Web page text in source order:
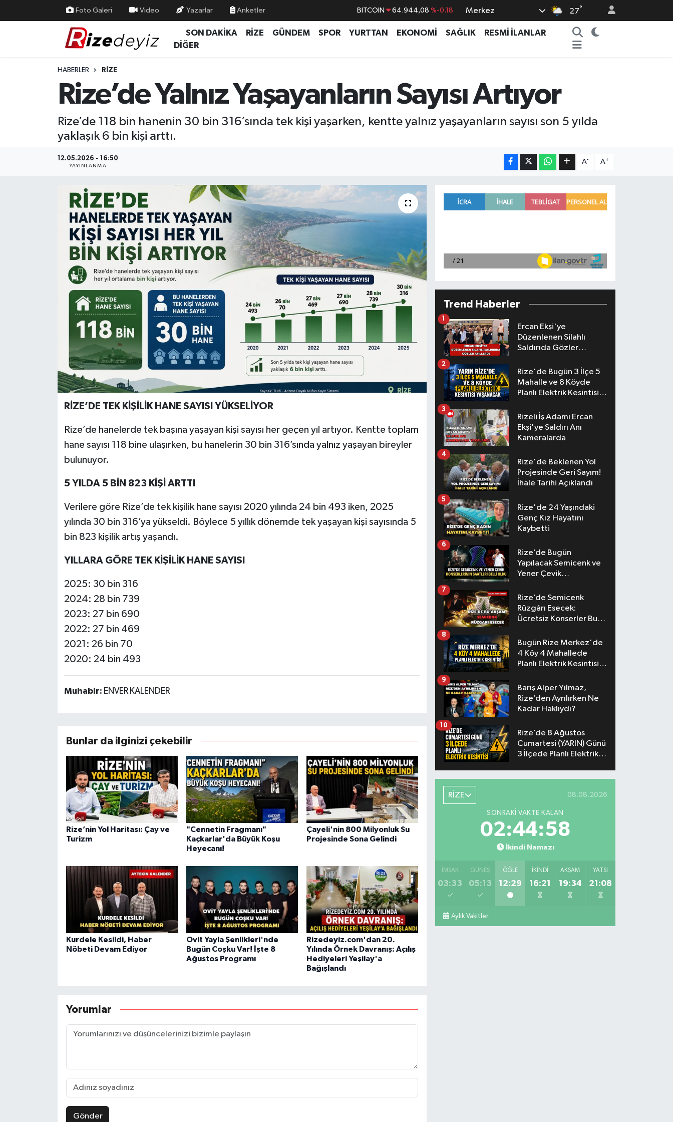
Foto Galeri Video Yazarlar Anketler BITCOIN 64.944,08 %-0.18
DOLAR 47,7436 %0.18
6660.55
BİST100 13.779 %-14
Merkez 27°
SON DAKİKA RİZE GÜNDEM SPOR YURTTAN EKONOMİ SAĞLIK
RESMİ İLANLAR
DİĞER
HABERLER RIZE
Rize’de Yalnız Yaşayanların Sayısı Artıyor
Rize’de 118 bin hanenin 30 bin 316’sında tek kişi yaşarken, kentte yalnız yaşayanların sayısı son 5 yılda
yaklaşık 6 bin kişi arttı.
12.05.2026 - 16:50
YAYINLANMA
A- A+
RİZE’DE TEK KİŞİLİK HANE SAYISI YÜKSELİYOR
Rize’de hanelerde tek başına yaşayan kişi sayısı her geçen yıl artıyor. Kentte toplam
hane sayısı 118 bine ulaşırken, bu hanelerin 30 bin 316’sında yalnız yaşayan bireyler
bulunuyor.
5 YILDA 5 BİN 823 KİŞİ ARTTI
Verilere göre Rize’de tek kişilik hane sayısı 2020 yılında 24 bin 493 iken, 2025
yılında 30 bin 316’ya yükseldi. Böylece 5 yıllık dönemde tek yaşayan kişi sayısında 5
bin 823 kişilik artış yaşandı.
YILLARA GÖRE TEK KİŞİLİK HANE SAYISI
2025: 30 bin 316
2024: 28 bin 739
2023: 27 bin 690
2022: 27 bin 469
2021: 26 bin 70
2020: 24 bin 493
Muhabir: ENVER KALENDER
Bunlar da ilginizi çekebilir
Rize’nin Yol Haritası: Çay ve
Turizm
"Cennetin Fragmanı"
Kaçkarlar'da Büyük Koşu
Heyecanı!
Çayeli'nin 800 Milyonluk Su
Projesinde Sona Gelindi
Kurdele Kesildi, Haber
Nöbeti Devam Ediyor
Ovit Yayla Şenlikleri'nde
Bugün Coşku Var! İşte 8
Ağustos Programı
Rizedeyiz.com'dan 20.
Yılında Örnek Davranış: Açılış
Hediyeleri Yeşilay'a
Bağışlandı
Yorumlar
Gönder
Trend Haberler
Ercan Ekşi'ye
Düzenlenen Silahlı
Saldırıda Gözler
1
Rize'de Bugün 3 İlçe 5
Mahalle ve 8 Köyde
Planlı Elektrik Kesintisi
2
Rizeli İş Adamı Ercan
Ekşi'ye Saldırı Anı
Kameralarda
3
Rize'de Beklenen Yol
Projesinde Geri Sayım!
İhale Tarihi Açıklandı
4
Rize'de 24 Yaşındaki
Genç Kız Hayatını
Kaybetti
5
Rize’de Bugün
Yapılacak Semicenk ve
Yener Çevik
Belli Oldu
6
Rize’de Semicenk
Rüzgârı Esecek:
Ücretsiz Konserler Bu
7
Bugün Rize Merkez'de
4 Köy 4 Mahallede
Planlı Elektrik Kesintisi
8
Barış Alper Yılmaz,
Rize’den Ayrılırken Ne
Kadar Haklıydı?
9
Rize’de 8 Ağustos
Cumartesi (YARIN) Günü
3 İlçede Planlı Elektrik
10
RİZE 08.08.2026
SONRAKI VAKTE KALAN
02:44:57
İkindi Namazı
İMSAK
03:33
GÜNEŞ
05:13
ÖĞLE
12:29
İKINDI
16:21
AKŞAM
19:34
YATSI
21:08
Aylık Vakitler
Yurttan Haberler
Teknoloji
Rize Nöbetçi Eczaneler
Rize Trafik Yoğunluk Haritası
Tüm Manşetler
Son Dakika Haberleri
Haber Arşivi